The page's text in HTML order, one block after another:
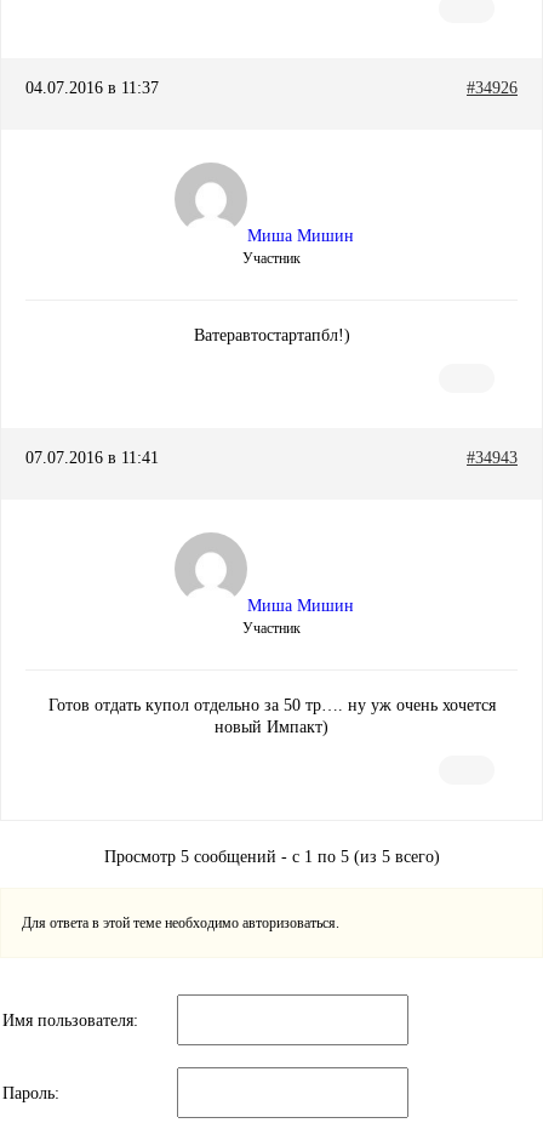
04.07.2016 в 11:37 #34926
Миша Мишин
Участник
Ватеравтостартапбл!)
07.07.2016 в 11:41 #34943
Миша Мишин
Участник
Готов отдать купол отдельно за 50 тр…. ну уж очень хочется
новый Импакт)
Просмотр 5 сообщений - с 1 по 5 (из 5 всего)
Для ответа в этой теме необходимо авторизоваться.
Имя пользователя:
Пароль: